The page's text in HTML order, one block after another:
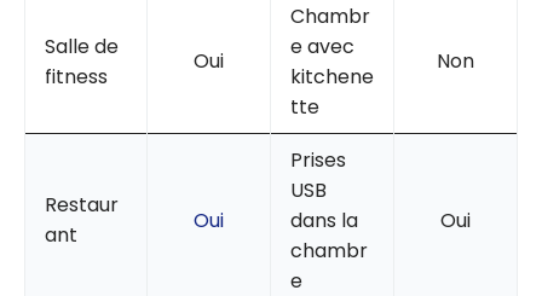
Salle de
fitness
Oui
Chambr
e avec
kitchene
tte
Non
Restaur
ant
Oui
Prises
USB
dans la
chambr
e
Oui